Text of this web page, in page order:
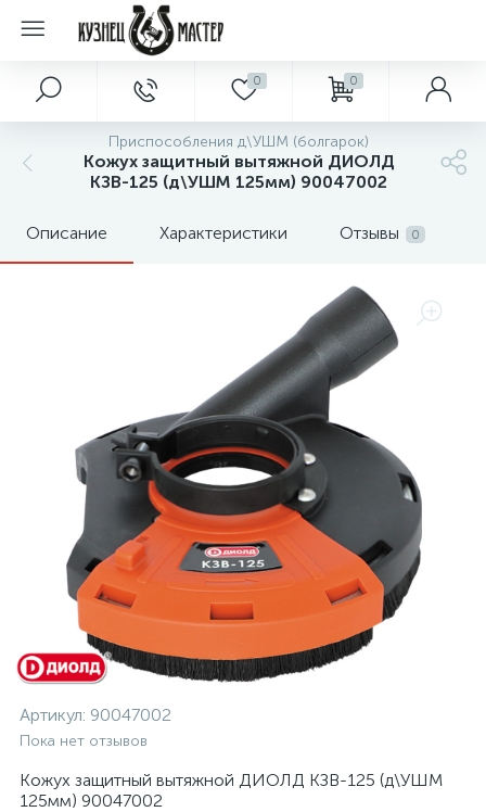
0 0
Приспособления д\УШМ (болгарок)
Кожух защитный вытяжной ДИОЛД
КЗВ-125 (д\УШМ 125мм) 90047002
Описание Характеристики Отзывы 0
Артикул: 90047002
Пока нет отзывов
Кожух защитный вытяжной ДИОЛД КЗВ-125 (д\УШМ
125мм) 90047002